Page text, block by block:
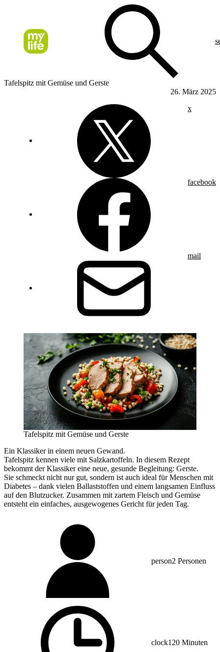
Tafelspitz mit Gemüse und Gerste
26. März 2025
x
facebook
mail
Tafelspitz mit Gemüse und Gerste
Ein Klassiker in einem neuen Gewand.
Tafelspitz kennen viele mit Salzkartoffeln. In diesem Rezept
bekommt der Klassiker eine neue, gesunde Begleitung: Gerste.
Sie schmeckt nicht nur gut, sondern ist auch ideal für Menschen mit
Diabetes – dank vielen Ballaststoffen und einem langsamen Einfluss
auf den Blutzucker. Zusammen mit zartem Fleisch und Gemüse
entsteht ein einfaches, ausgewogenes Gericht für jeden Tag.
person2 Personen
clock120 Minuten